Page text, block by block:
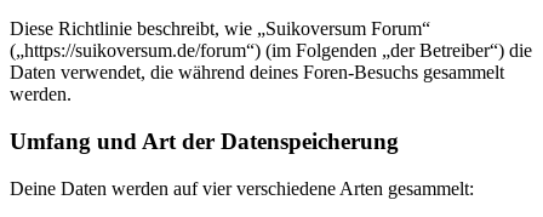
Diese Richtlinie beschreibt, wie „Suikoversum Forum“
(„https://suikoversum.de/forum“) (im Folgenden „der Betreiber“) die
Daten verwendet, die während deines Foren-Besuchs gesammelt
werden.
Umfang und Art der Datenspeicherung
Deine Daten werden auf vier verschiedene Arten gesammelt: